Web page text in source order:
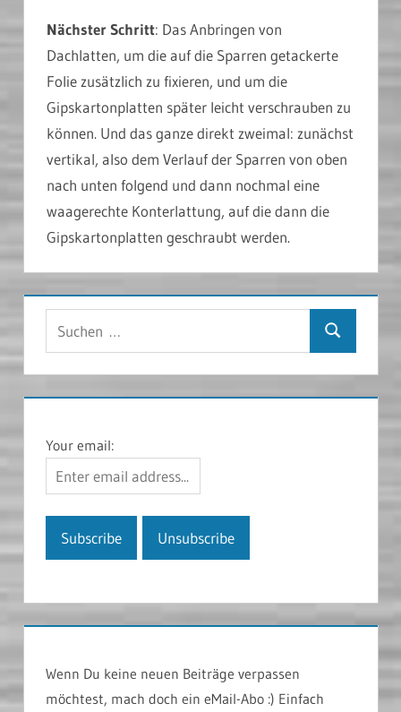
Nächster Schritt: Das Anbringen von
Dachlatten, um die auf die Sparren getackerte
Folie zusätzlich zu fixieren, und um die
Gipskartonplatten später leicht verschrauben zu
können. Und das ganze direkt zweimal: zunächst
vertikal, also dem Verlauf der Sparren von oben
nach unten folgend und dann nochmal eine
waagerechte Konterlattung, auf die dann die
Gipskartonplatten geschraubt werden.
Suchen
Your email:
Wenn Du keine neuen Beiträge verpassen
möchtest, mach doch ein eMail-Abo :) Einfach